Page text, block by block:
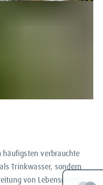
häufigsten verbrauchte
Trinkwasser, sondern
von Lebensmitteln